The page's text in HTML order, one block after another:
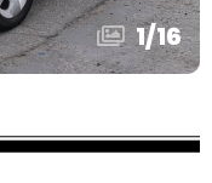
1/16